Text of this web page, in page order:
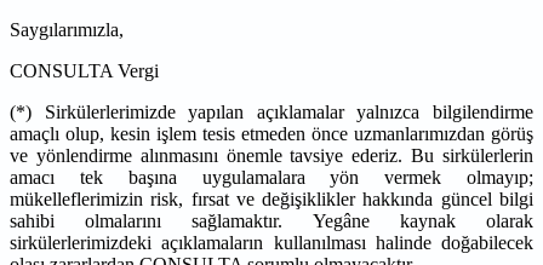
Saygılarımızla,
CONSULTA Vergi
(*) Sirkülerlerimizde yapılan açıklamalar yalnızca bilgilendirme
amaçlı olup, kesin işlem tesis etmeden önce uzmanlarımızdan görüş
ve yönlendirme alınmasını önemle tavsiye ederiz. Bu sirkülerlerin
amacı tek başına uygulamalara yön vermek olmayıp;
mükelleflerimizin risk, fırsat ve değişiklikler hakkında güncel bilgi
sahibi olmalarını sağlamaktır. Yegâne kaynak olarak
sirkülerlerimizdeki açıklamaların kullanılması halinde doğabilecek